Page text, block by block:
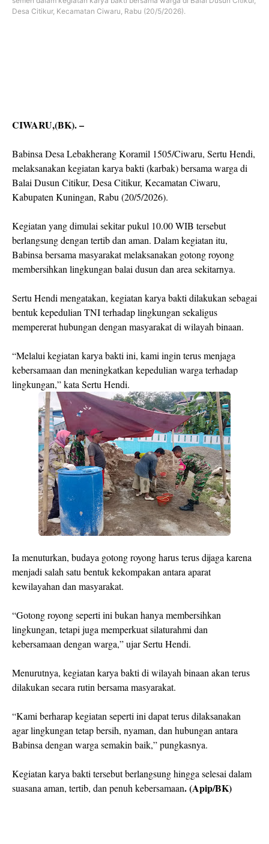
Desa Citikur, Kecamatan Ciwaru, Rabu (20/5/2026).
CIWARU,(BK). –
Babinsa Desa Lebakherang Koramil 1505/Ciwaru, Sertu Hendi,
melaksanakan kegiatan karya bakti (karbak) bersama warga di
Balai Dusun Citikur, Desa Citikur, Kecamatan Ciwaru,
Kabupaten Kuningan, Rabu (20/5/2026).
Kegiatan yang dimulai sekitar pukul 10.00 WIB tersebut
berlangsung dengan tertib dan aman. Dalam kegiatan itu,
Babinsa bersama masyarakat melaksanakan gotong royong
membersihkan lingkungan balai dusun dan area sekitarnya.
Sertu Hendi mengatakan, kegiatan karya bakti dilakukan sebagai
bentuk kepedulian TNI terhadap lingkungan sekaligus
mempererat hubungan dengan masyarakat di wilayah binaan.
“Melalui kegiatan karya bakti ini, kami ingin terus menjaga
kebersamaan dan meningkatkan kepedulian warga terhadap
lingkungan,” kata Sertu Hendi.
Ia menuturkan, budaya gotong royong harus terus dijaga karena
menjadi salah satu bentuk kekompakan antara aparat
kewilayahan dan masyarakat.
“Gotong royong seperti ini bukan hanya membersihkan
lingkungan, tetapi juga memperkuat silaturahmi dan
kebersamaan dengan warga,” ujar Sertu Hendi.
Menurutnya, kegiatan karya bakti di wilayah binaan akan terus
dilakukan secara rutin bersama masyarakat.
“Kami berharap kegiatan seperti ini dapat terus dilaksanakan
agar lingkungan tetap bersih, nyaman, dan hubungan antara
Babinsa dengan warga semakin baik,” pungkasnya.
Kegiatan karya bakti tersebut berlangsung hingga selesai dalam
suasana aman, tertib, dan penuh kebersamaan. (Apip/BK)